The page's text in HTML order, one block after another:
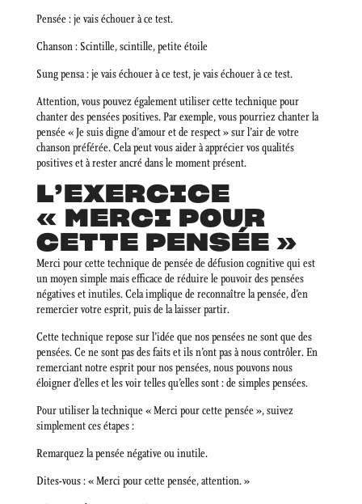
Pensée : je vais échouer à ce test.
Chanson : Scintille, scintille, petite étoile
Sung pensa : je vais échouer à ce test, je vais échouer à ce test.
Attention, vous pouvez également utiliser cette technique pour
chanter des pensées positives. Par exemple, vous pourriez chanter la
pensée « Je suis digne d’amour et de respect » sur l’air de votre
chanson préférée. Cela peut vous aider à apprécier vos qualités
positives et à rester ancré dans le moment présent.
L’EXERCICE
« MERCI POUR
CETTE PENSÉE »
Merci pour cette technique de pensée de défusion cognitive qui est
un moyen simple mais efficace de réduire le pouvoir des pensées
négatives et inutiles. Cela implique de reconnaître la pensée, d’en
remercier votre esprit, puis de la laisser partir.
Cette technique repose sur l’idée que nos pensées ne sont que des
pensées. Ce ne sont pas des faits et ils n’ont pas à nous contrôler. En
remerciant notre esprit pour nos pensées, nous pouvons nous
éloigner d’elles et les voir telles qu’elles sont : de simples pensées.
Pour utiliser la technique « Merci pour cette pensée », suivez
simplement ces étapes :
Remarquez la pensée négative ou inutile.
Dites-vous : « Merci pour cette pensée, attention. »